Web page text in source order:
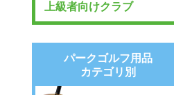
上級者向けクラブ
パークゴルフ用品
カテゴリ別